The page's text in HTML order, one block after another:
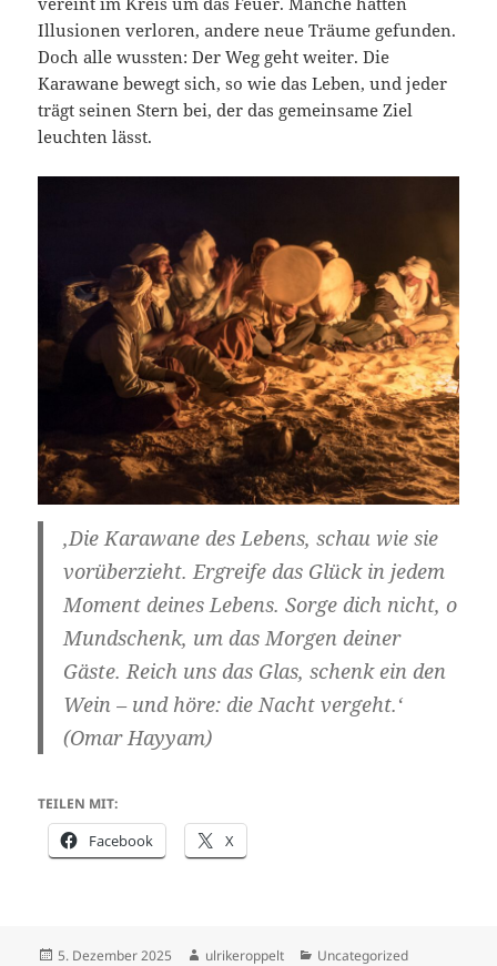
Illusionen verloren, andere neue Träume gefunden.
Doch alle wussten: Der Weg geht weiter. Die
Karawane bewegt sich, so wie das Leben, und jeder
trägt seinen Stern bei, der das gemeinsame Ziel
leuchten lässt.
‚Die Karawane des Lebens, schau wie sie
vorüberzieht. Ergreife das Glück in jedem
Moment deines Lebens. Sorge dich nicht, o
Mundschenk, um das Morgen deiner
Gäste. Reich uns das Glas, schenk ein den
Wein – und höre: die Nacht vergeht.‘
(Omar Hayyam)
TEILEN MIT:
Facebook X
Veröffentlicht
5. Dezember 2025 Autor
ulrikeroppelt Kategorien
Uncategorized